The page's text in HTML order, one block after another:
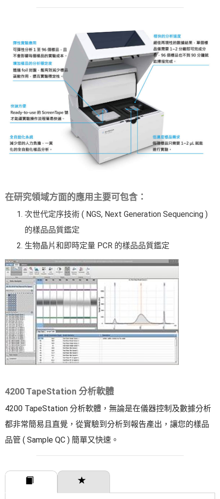
在研究領域方面的應用主要可包含：
次世代定序技術 ( NGS, Next Generation Sequencing )
的樣品品質鑑定
生物晶片和即時定量 PCR 的樣品品質鑑定
4200 TapeStation 分析軟體
4200 TapeStation 分析軟體，無論是在儀器控制及數據分析
都非常簡易且直覺，從實驗到分析到報告產出，讓您的樣品
品管 ( Sample QC ) 簡單又快速。